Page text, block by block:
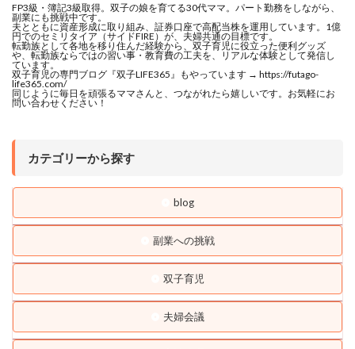
FP3級・簿記3級取得。双子の娘を育てる30代ママ。パート勤務をしながら、
副業にも挑戦中です。
夫とともに資産形成に取り組み、証券口座で高配当株を運用しています。1億
円でのセミリタイア（サイドFIRE）が、夫婦共通の目標です。
転勤族として各地を移り住んだ経験から、双子育児に役立った便利グッズ
や、転勤族ならではの習い事・教育費の工夫を、リアルな体験として発信し
ています。
双子育児の専門ブログ『双子LIFE365』もやっています → https://futago-
life365.com/
同じように毎日を頑張るママさんと、つながれたら嬉しいです。お気軽にお
問い合わせください！
カテゴリーから探す
blog
副業への挑戦
双子育児
夫婦会議